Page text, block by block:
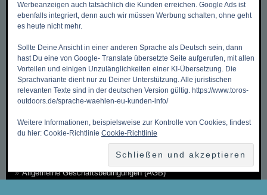
Zurück zum Anfang ->
Mein Benutzerkonto
Meine Wunschliste
Mein Warenkorb
Kasse
Kontakt, Öffnungszeiten & Anfahrt
Versandkosten & Versandarten
Allgemeine Geschäftsbedingungen (AGB)
Werbeanzeigen auch tatsächlich die Kunden erreichen. Google Ads ist
ebenfalls integriert, denn auch wir müssen Werbung schalten, ohne geht
es heute nicht mehr.
Sollte Deine Ansicht in einer anderen Sprache als Deutsch sein, dann
hast Du eine von Google- Translate übersetzte Seite aufgerufen, mit allen
Vorteilen und einigen Unzulänglichkeiten einer KI-Übersetzung. Die
Sprachvariante dient nur zu Deiner Unterstützung. Alle juristischen
relevanten Texte sind in der deutschen Version gültig. https://www.toros-
outdoors.de/sprache-waehlen-eu-kunden-info/
Weitere Informationen, beispielsweise zur Kontrolle von Cookies, findest
du hier: Cookie-Richtlinie Cookie-Richtlinie